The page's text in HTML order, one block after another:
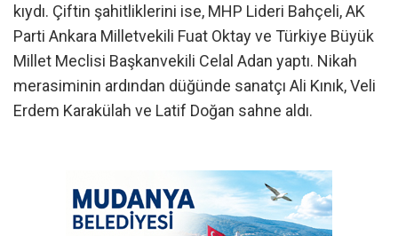
kıydı. Çiftin şahitliklerini ise, MHP Lideri Bahçeli, AK
Parti Ankara Milletvekili Fuat Oktay ve Türkiye Büyük
Millet Meclisi Başkanvekili Celal Adan yaptı. Nikah
merasiminin ardından düğünde sanatçı Ali Kınık, Veli
Erdem Karakülah ve Latif Doğan sahne aldı.